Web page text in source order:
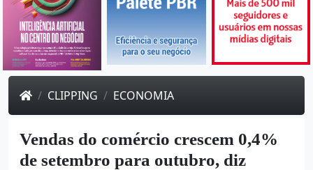
CLIPPING ECONOMIA
Vendas do comércio crescem 0,4%
de setembro para outubro, diz